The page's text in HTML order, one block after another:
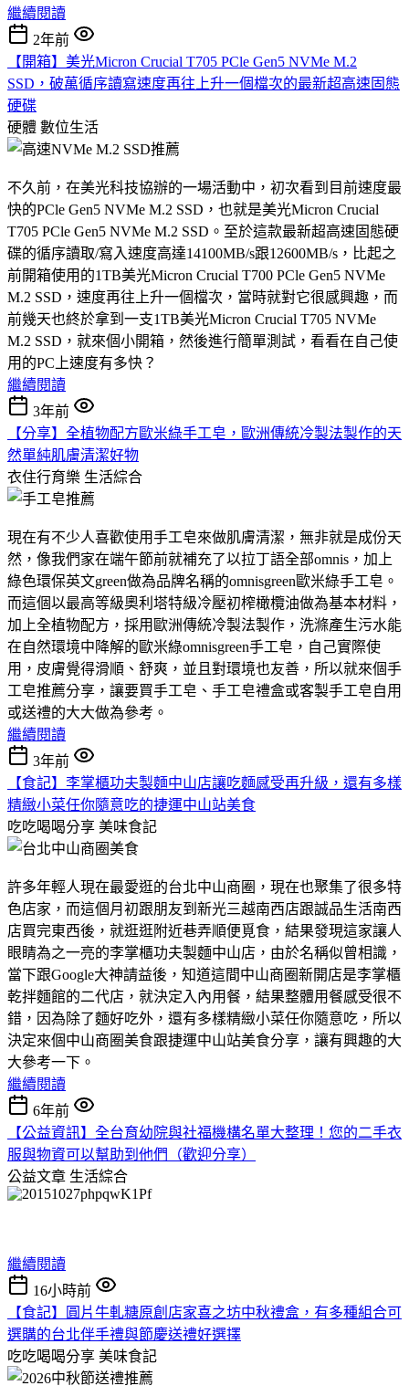
繼續閱讀
2年前
【開箱】美光Micron Crucial T705 PCle Gen5 NVMe M.2
SSD，破萬循序讀寫速度再往上升一個檔次的最新超高速固態
硬碟
硬體 數位生活
不久前，在美光科技協辦的一場活動中，初次看到目前速度最
快的PCle Gen5 NVMe M.2 SSD，也就是美光Micron Crucial
T705 PCle Gen5 NVMe M.2 SSD。至於這款最新超高速固態硬
碟的循序讀取/寫入速度高達14100MB/s跟12600MB/s，比起之
前開箱使用的1TB美光Micron Crucial T700 PCle Gen5 NVMe
M.2 SSD，速度再往上升一個檔次，當時就對它很感興趣，而
前幾天也終於拿到一支1TB美光Micron Crucial T705 NVMe
M.2 SSD，就來個小開箱，然後進行簡單測試，看看在自己使
用的PC上速度有多快？
繼續閱讀
3年前
【分享】全植物配方歐米綠手工皂，歐洲傳統冷製法製作的天
然單純肌膚清潔好物
衣住行育樂 生活綜合
現在有不少人喜歡使用手工皂來做肌膚清潔，無非就是成份天
然，像我們家在端午節前就補充了以拉丁語全部omnis，加上
綠色環保英文green做為品牌名稱的omnisgreen歐米綠手工皂。
而這個以最高等級奧利塔特級冷壓初榨橄欖油做為基本材料，
加上全植物配方，採用歐洲傳統冷製法製作，洗滌產生污水能
在自然環境中降解的歐米綠omnisgreen手工皂，自己實際使
用，皮膚覺得滑順、舒爽，並且對環境也友善，所以就來個手
工皂推薦分享，讓要買手工皂、手工皂禮盒或客製手工皂自用
或送禮的大大做為參考。
繼續閱讀
3年前
【食記】李掌櫃功夫製麵中山店讓吃麵感受再升級，還有多樣
精緻小菜任你隨意吃的捷運中山站美食
吃吃喝喝分享 美味食記
許多年輕人現在最愛逛的台北中山商圈，現在也聚集了很多特
色店家，而這個月初跟朋友到新光三越南西店跟誠品生活南西
店買完東西後，就逛逛附近巷弄順便覓食，結果發現這家讓人
眼睛為之一亮的李掌櫃功夫製麵中山店，由於名稱似曾相識，
當下跟Google大神請益後，知道這間中山商圈新開店是李掌櫃
乾拌麵館的二代店，就決定入內用餐，結果整體用餐感受很不
錯，因為除了麵好吃外，還有多樣精緻小菜任你隨意吃，所以
決定來個中山商圈美食跟捷運中山站美食分享，讓有興趣的大
大參考一下。
繼續閱讀
6年前
【公益資訊】全台育幼院與社福機構名單大整理！您的二手衣
服與物資可以幫助到他們（歡迎分享）
公益文章 生活綜合
繼續閱讀
16小時前
【食記】圓片牛軋糖原創店家喜之坊中秋禮盒，有多種組合可
選購的台北伴手禮與節慶送禮好選擇
吃吃喝喝分享 美味食記